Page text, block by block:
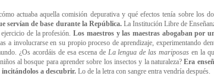
actuaba aquella comisión depurativa y qué efectos tenía sobre los
servían de base durante la República.La Institución Libre de
de la profesión.Los maestros y las maestras abogaban por
a involucrarse en su propio proceso de aprendizaje, experimentando
¿Os acordáis de esa escena de La lengua de las mariposas en la
al bosque para aprender sobre los insectos y la naturaleza?Era
a descubrir. Lo de la letra con sangre entra vendría después.